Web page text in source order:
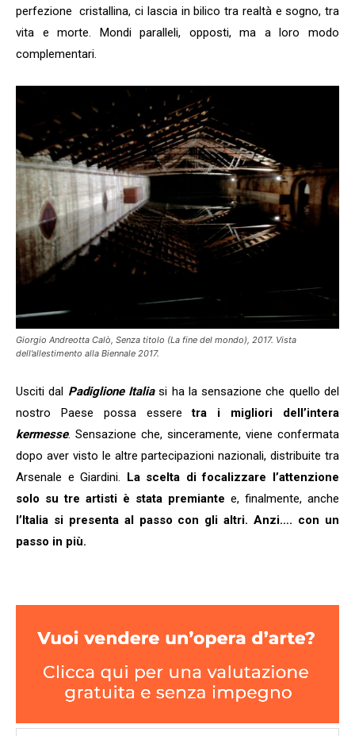
perfezione cristallina, ci lascia in bilico tra realtà e sogno, tra
vita e morte. Mondi paralleli, opposti, ma a loro modo
complementari.
Giorgio Andreotta Calò, Senza titolo (La fine del mondo), 2017. Vista
dell’allestimento alla Biennale 2017.
Usciti dal Padiglione Italiasi ha la sensazione che quello del
nostro Paese possa esseretra i migliori dell’intera
kermesse. Sensazione che, sinceramente, viene confermata
dopo aver visto le altre partecipazioni nazionali, distribuite tra
Arsenale e Giardini. La scelta di focalizzare l’attenzione
solo su tre artisti è stata premiante e, finalmente, anche
l’Italia si presenta al passo con gli altri. Anzi…. con un
passo in più.